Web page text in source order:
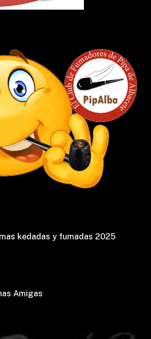
kedadas y fumadas 2025
Amigas